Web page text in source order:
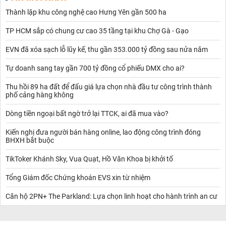
chế tối đa những gián đoạn trong sinh hoạt, sản xuất.
Lịch cúp điện Đạ Tẻh gồm những nội dung nào?
Trước khi tìm hiểu sâu hơn, cần biết rằng lịch cúp điện không chỉ
đơn giản là danh sách ngày mất điện, mà còn bao gồm nhiều
thông tin chi tiết để người dân dễ theo dõi và chuẩn bị.
Một bản lịch cúp điện tại Đạ Tẻh thường sẽ có các thông tin chính
sau:
1. Ngày và giờ mất điện
Thông tin này nêu rõ thời gian bắt đầu và kết thúc mất điện. Đôi
khi có trường hợp mất điện cả ngày, nhưng cũng có khi chỉ trong
vài giờ. Điện lực sẽ ghi cụ thể, ví dụ: “Từ 08h00 đến 11h30 ngày
15/8/2025”.
2. Khu vực và phạm vi cúp điện
Điện lực sẽ chỉ rõ những xã, thôn, tổ dân phố hoặc khu vực cụ thể
bị ảnh hưởng. Đây là yếu tố quan trọng để người dân biết khu vực
mình có nằm trong phạm vi mất điện hay không.
3. Lý do cúp điện
Nguyên nhân có thể là bảo trì định kỳ, nâng cấp hệ thống đường
dây, thay thế trạm biến áp, xử lý sự cố hoặc thử nghiệm kỹ thuật.
Việc ghi rõ lý do giúp người dân hiểu và thông cảm hơn với ngành
Thành lập khu công nghệ cao Hưng Yên gần 500 ha
TP HCM sắp có chung cư cao 35 tầng tại khu Chợ Gà - Gạo
EVN đã xóa sạch lỗ lũy kế, thu gần 353.000 tỷ đồng sau nửa năm
Tự doanh sang tay gần 700 tỷ đồng cổ phiếu DMX cho ai?
Thu hồi 89 ha đất để đấu giá lựa chọn nhà đầu tư công trình thành
phố cảng hàng không
Dòng tiền ngoại bất ngờ trở lại TTCK, ai đã mua vào?
Kiến nghị đưa người bán hàng online, lao động công trình đóng
BHXH bắt buộc
TikToker Khánh Sky, Vua Quạt, Hồ Văn Khoa bị khởi tố
Tổng Giám đốc Chứng khoán EVS xin từ nhiệm
Căn hộ 2PN+ The Parkland: Lựa chọn linh hoạt cho hành trình an cư